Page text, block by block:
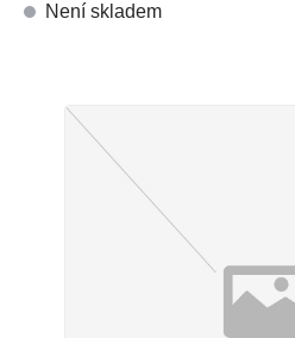
Není skladem